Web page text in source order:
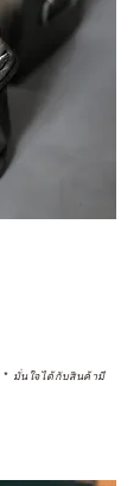
* มั่นใจได้กับสินค้ามี